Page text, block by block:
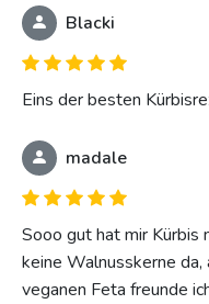
Blacki
Eins der besten
madale
Sooo gut hat mir Kürbis
keine Walnusskerne
veganen Feta freunde